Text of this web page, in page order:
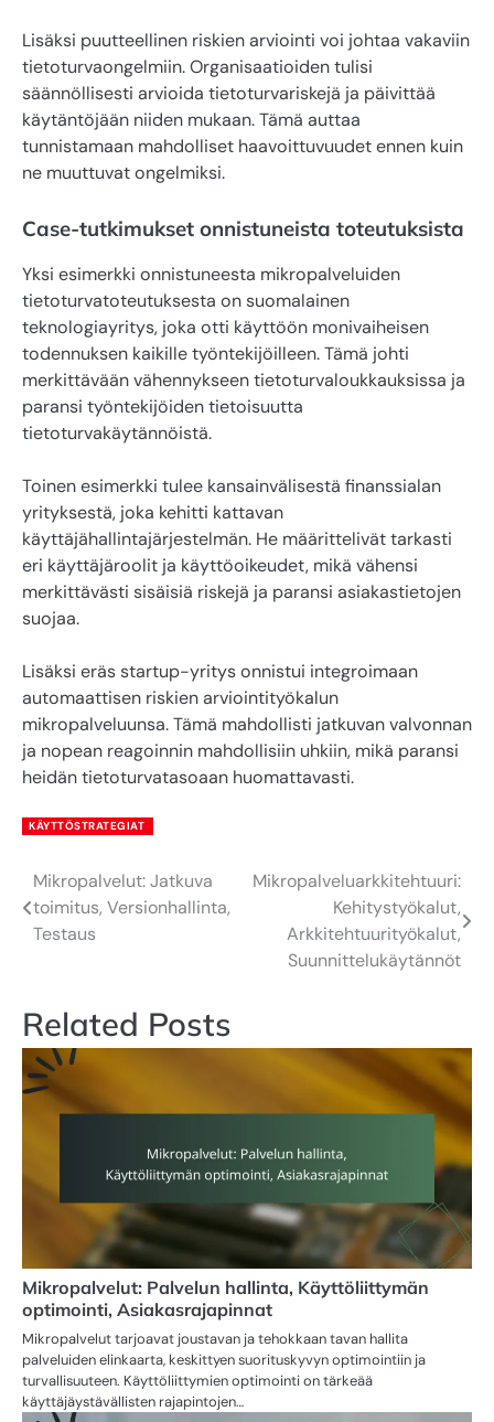
Lisäksi puutteellinen riskien arviointi voi johtaa vakaviin
tietoturvaongelmiin. Organisaatioiden tulisi
säännöllisesti arvioida tietoturvariskejä ja päivittää
käytäntöjään niiden mukaan. Tämä auttaa
tunnistamaan mahdolliset haavoittuvuudet ennen kuin
ne muuttuvat ongelmiksi.
Case-tutkimukset onnistuneista toteutuksista
Yksi esimerkki onnistuneesta mikropalveluiden
tietoturvatoteutuksesta on suomalainen
teknologiayritys, joka otti käyttöön monivaiheisen
todennuksen kaikille työntekijöilleen. Tämä johti
merkittävään vähennykseen tietoturvaloukkauksissa ja
paransi työntekijöiden tietoisuutta
tietoturvakäytännöistä.
Toinen esimerkki tulee kansainvälisestä finanssialan
yrityksestä, joka kehitti kattavan
käyttäjähallintajärjestelmän. He määrittelivät tarkasti
eri käyttäjäroolit ja käyttöoikeudet, mikä vähensi
merkittävästi sisäisiä riskejä ja paransi asiakastietojen
suojaa.
Lisäksi eräs startup-yritys onnistui integroimaan
automaattisen riskien arviointityökalun
mikropalveluunsa. Tämä mahdollisti jatkuvan valvonnan
ja nopean reagoinnin mahdollisiin uhkiin, mikä paransi
heidän tietoturvatasoaan huomattavasti.
KÄYTTÖSTRATEGIAT
Post
navigation
Mikropalvelut: Jatkuva
toimitus, Versionhallinta,
Testaus
Mikropalveluarkkitehtuuri:
Kehitystyökalut,
Arkkitehtuurityökalut,
Suunnittelukäytännöt
Related Posts
Mikropalvelut: Palvelun hallinta, Käyttöliittymän
optimointi, Asiakasrajapinnat
Mikropalvelut tarjoavat joustavan ja tehokkaan tavan hallita
palveluiden elinkaarta, keskittyen suorituskyvyn optimointiin ja
turvallisuuteen. Käyttöliittymien optimointi on tärkeää
käyttäjäystävällisten rajapintojen…